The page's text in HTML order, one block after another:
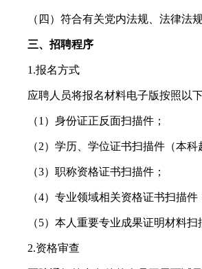
（四）符合有关党内法规、法律法规
三、招聘程序
1.报名方式
应聘人员将报名材料电子版按照以下
（1）身份证正反面扫描件；
（2）学历、学位证书扫描件（本科
（3）职称资格证书扫描件；
（4）专业领域相关资格证书扫描件
（5）本人重要专业成果证明材料扫
2.资格审查